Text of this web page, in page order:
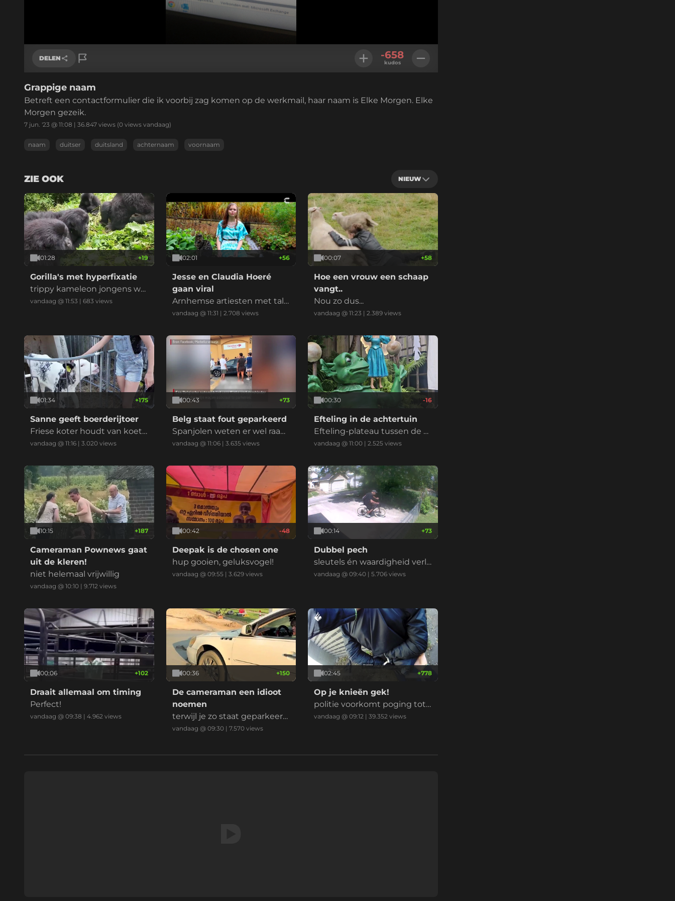
DELEN
Link kopiëren
-658
kudos
Grappige naam
Betreft een contactformulier die ik voorbij zag komen op de werkmail, haar naam is Elke Morgen. Elke
Morgen gezeik.
7 jun. '23 @ 11:08 | 36.847 views (0 views vandaag)
naam duitser duitsland achternaam voornaam
ZIE OOK NIEUW
01:28 +19
Gorilla's met hyperfixatie
trippy kameleon jongens wtf
fff
vandaag @ 11:53 | 683 views
02:01 +56
Jesse en Claudia Hoeré
gaan viral
Arnhemse artiesten met tale
nt worden ontdekt op social
vandaag @ 11:31 | 2.708 views
00:07 +58
Hoe een vrouw een schaap
vangt..
Nou zo dus...
vandaag @ 11:23 |2.389 views
01:34 +175
Sanne geeft boerderijtoer
Friese koter houdt van koetj
es en kalfjes en helpen op de
vandaag @ 11:16 | 3.020 views
00:43 +73
Belg staat fout geparkeerd
Spanjolen weten er wel raad
mee
vandaag @ 11:06| 3.635views
00:30 -16
Efteling in de achtertuin
Efteling-plateau tussen de pl
anten... "We've got Efteling a
vandaag @ 11:00 |2.525 views
10:15 +187
Cameraman Pownews gaat
uit de kleren!
niet helemaal vrijwillig
vandaag @ 10:10 | 9.712 views
00:42 -48
Deepak is de chosen one
hup gooien, geluksvogel!
vandaag @ 09:55| 3.629views
00:14 +73
Dubbel pech
sleutels én waardigheid verlo
ren door een enkel hekkie
vandaag @ 09:40 |5.706 views
00:06 +102
Draait allemaal om timing
Perfect!
vandaag @ 09:38 | 4.962 views
00:36 +150
De cameraman een idioot
noemen
terwijl je zo staat geparkeer
d...
vandaag @ 09:30| 7.570views
02:45 +778
Op je knieën gek!
politie voorkomt poging tot l
iquidatie, melder is ook geen
vandaag @ 09:12 |39.352 views